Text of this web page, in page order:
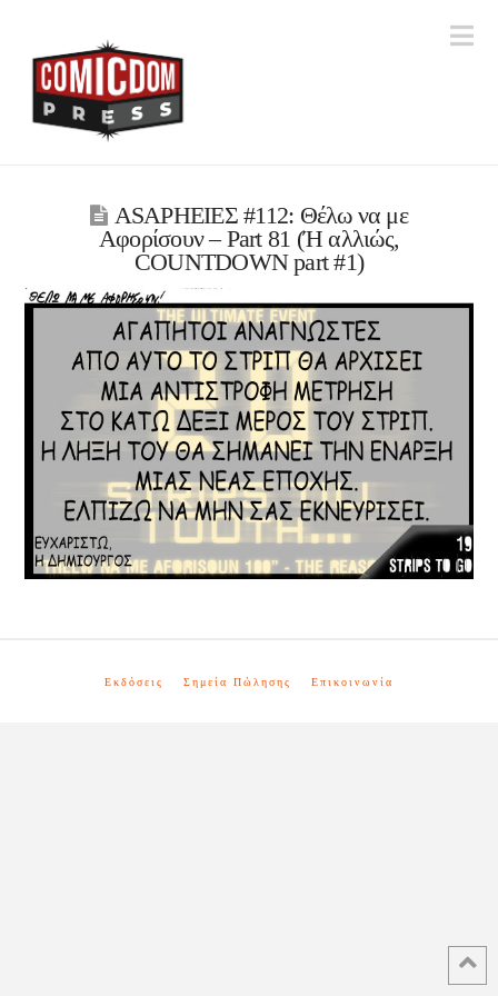
ASAPHΕΙΕΣ #112: Θέλω να με
Αφορίσουν – Part 81 (Ή αλλιώς,
COUNTDOWN part #1)
Εκδόσεις Σημεία Πώλησης Επικοινωνία